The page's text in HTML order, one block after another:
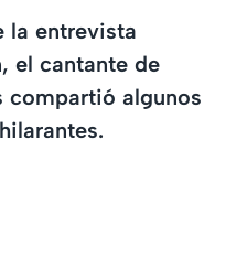
la entrevista
el cantante de
compartió algunos